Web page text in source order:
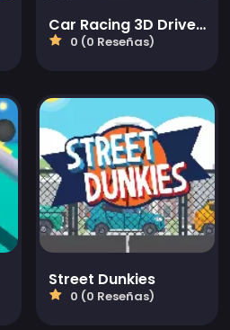
Car Racing 3D Drive Mad
0 (0 Reseñas)
Street Dunkies
0 (0 Reseñas)